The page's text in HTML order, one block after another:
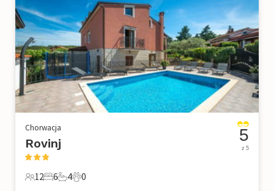
Chorwacja
Rovinj
12 Goście
12
6 Sypialnie
6
4 Łazienki
4
0 Zwierzęta domowe
0
5
z 5